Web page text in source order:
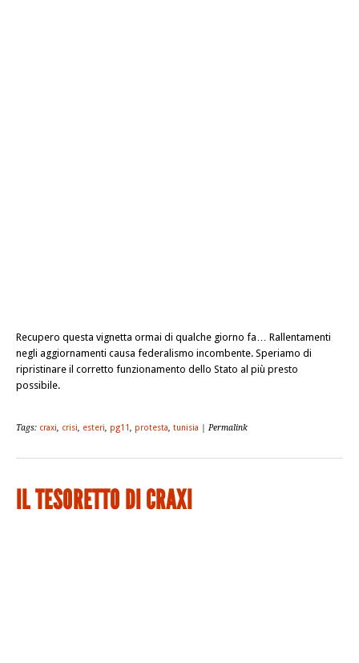
Recupero questa vignetta ormai di qualche giorno fa… Rallentamenti
negli aggiornamenti causa federalismo incombente. Speriamo di
ripristinare il corretto funzionamento dello Stato al più presto
possibile.
Tags: craxi crisi esteri pg11 protesta tunisia | Permalink
IL TESORETTO DI CRAXI